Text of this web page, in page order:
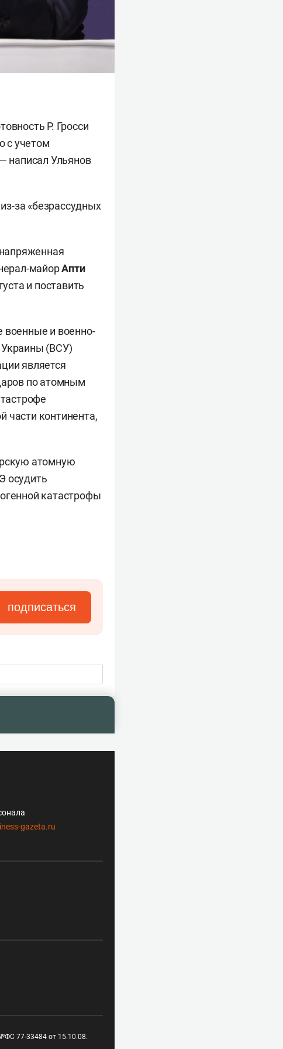
Р. Гросси
с учетом
написал Ульянов
за «безрассудных
майорАпти
и поставить
военные и военно-
(ВСУ)
является
по атомным
части континента,
атомную
осудить
катастрофы
подписаться
gazeta.ru
77-33484 от 15.10.08.